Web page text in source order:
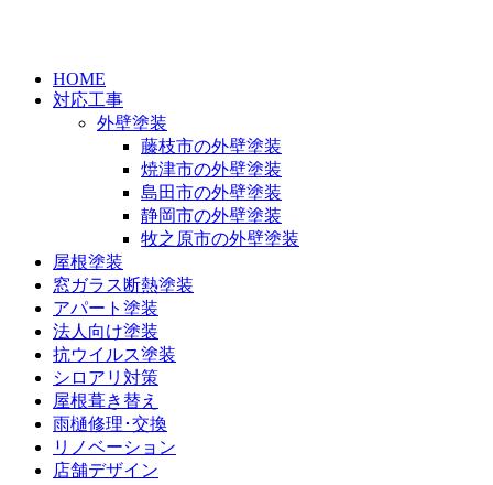
HOME
対応工事
外壁塗装
藤枝市の外壁塗装
焼津市の外壁塗装
島田市の外壁塗装
静岡市の外壁塗装
牧之原市の外壁塗装
屋根塗装
窓ガラス断熱塗装
アパート塗装
法人向け塗装
抗ウイルス塗装
シロアリ対策
屋根葺き替え
雨樋修理･交換
リノベーション
店舗デザイン